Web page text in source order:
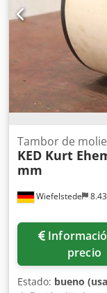
Wiefelstede
Tambor de
KED Kurt
mm
Información de
precio
Estado: bueno